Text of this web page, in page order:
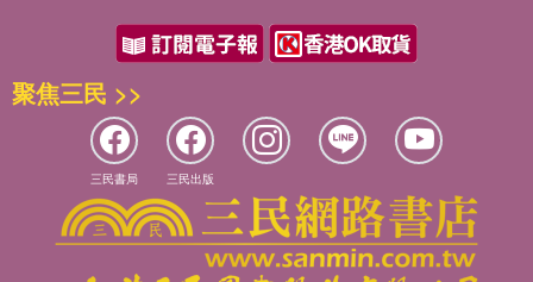
聚焦三民 >>
三民書局 三民出版